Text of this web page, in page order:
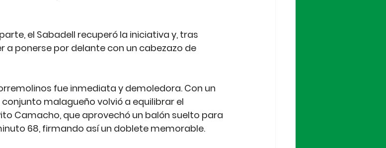
el Sabadell recuperó la iniciativa y, tras
a ponerse por delante con un cabezazo de
fue inmediata y demoledora. Con un
malagueño volvió a equilibrar el
Camacho, que aprovechó un balón suelto para
68, firmando así un doblete memorable.